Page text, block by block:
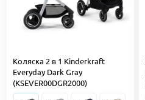
Коляска 2 в 1 Kinderkraft
Everyday Dark Gray
(KSEVER00DGR2000)